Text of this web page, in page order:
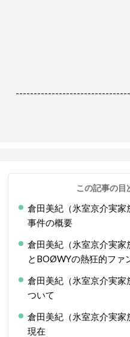
この記事の目
倉田美紀（氷室京介実家
事件の概要
倉田美紀（氷室京介実
とBOØWYの熱狂的ファ
倉田美紀（氷室京介実家
ついて
倉田美紀（氷室京介実
現在